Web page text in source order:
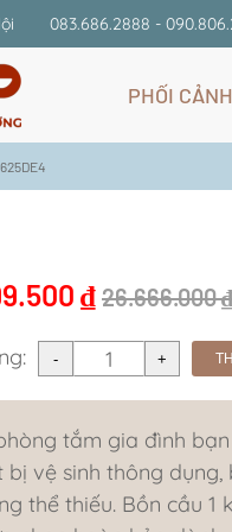
083.686.2888 -
PHỐI CẢNH
₫ 26.666.000₫
tắm gia đình
bị vệ sinh thông
thể thiếu. Bồn cầu 1